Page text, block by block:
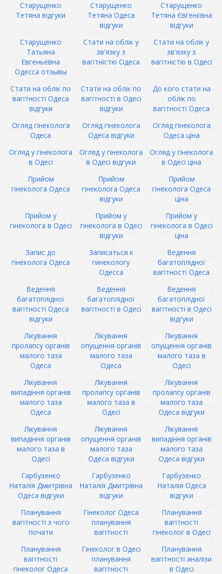
Старущенко
Тетяна відгуки
Старущенко
Тетяна Одеса
відгуки
Старущенко
Тетяна Євгеніївна
відгуки
Старущенко
Татьяна
Евгеньевна
Одесса отзывы
Стати на облік у
зв'язку з
вагітністю Одеса
Стати на облік у
зв'язку з
вагітністю в Одесі
Стати на облік по
вагітності Одеса
відгуки
Стати на облік по
вагітності в Одесі
відгуки
До кого стати на
облік по
вагітності Одеса
Огляд гінеколога
Одеса
Огляд гінеколога
Одеса відгуки
Огляд гінеколога
Одеса ціна
Огляд у гінеколога
в Одесі
Огляд у гінеколога
в Одесі відгуки
Огляд у гінеколога
в Одесі ціна
Прийом
гінеколога Одеса
Прийом
гінеколога Одеса
відгуки
Прийом
гінеколога Одеса
ціна
Прийом у
гінеколога в Одесі
Прийом у
гінеколога в Одесі
відгуки
Прийом у
гінеколога в Одесі
ціна
Запис до
гінеколога Одеса
Записаться к
гинекологу
Одесса
Ведення
багатоплідної
вагітності Одеса
Ведення
багатоплідної
вагітності Одеса
відгуки
Ведення
багатоплідної
вагітності в Одесі
Ведення
багатоплідної
вагітності в Одесі
відгуки
Лікування
пролапсу органів
малого таза
Одеса
Лікування
опущення органів
малого таза
Одеса
Лікування
опущення органів
малого таза в
Одесі
Лікування
випадіння органів
малого таза
Одеса
Лікування
пролапсу органів
малого таза в
Одесі
Лікування
пролапсу органів
малого таза
Одеса відгуки
Лікування
випадіння органів
малого таза в
Одесі
Лікування
опущення органів
малого таза
Одеса відгуки
Лікування
випадіння органів
малого таза
Одеса відгуки
Гарбузенко
Наталія Дмитрівна
Одеса відгуки
Гарбузенко
Наталія Дмитрівна
відгуки
Гарбузенко
Наталія Одеса
відгуки
Планування
вагітності з чого
почати
Гінеколог Одеса
планування
вагітності
Планування
вагітності
гінеколог в Одесі
Планування
вагітності
гінеколог Одеса
Гінеколог в Одесі
планування
вагітності
Планування
вагітності аналізи
в Одесі